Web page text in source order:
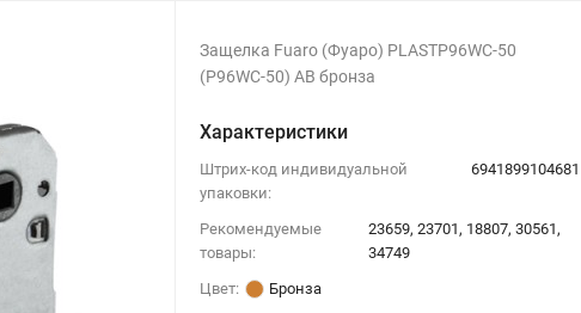
Защелка Fuaro (Фуаро) PLASTP96WC-50
(P96WC-50) AB бронза
Характеристики
Штрих-код индивидуальной
упаковки:
6941899104681
Рекомендуемые
товары:
23659, 23701, 18807, 30561,
34749
Цвет:
Бронза